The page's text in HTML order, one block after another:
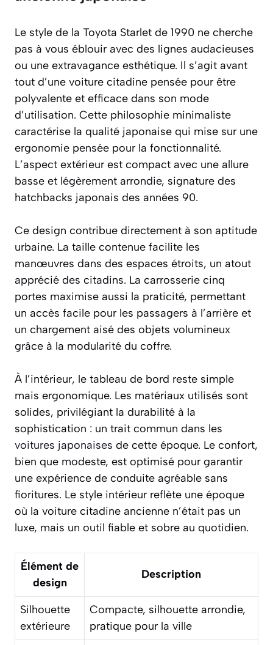
Le style de la Toyota Starlet de 1990 ne cherche
pas à vous éblouir avec des lignes audacieuses
ou une extravagance esthétique. Il s’agit avant
tout d’une voiture citadine pensée pour être
polyvalente et efficace dans son mode
d’utilisation. Cette philosophie minimaliste
caractérise la qualité japonaise qui mise sur une
ergonomie pensée pour la fonctionnalité.
L’aspect extérieur est compact avec une allure
basse et légèrement arrondie, signature des
hatchbacks japonais des années 90.
Ce design contribue directement à son aptitude
urbaine. La taille contenue facilite les
manœuvres dans des espaces étroits, un atout
apprécié des citadins. La carrosserie cinq
portes maximise aussi la praticité, permettant
un accès facile pour les passagers à l’arrière et
un chargement aisé des objets volumineux
grâce à la modularité du coffre.
À l’intérieur, le tableau de bord reste simple
mais ergonomique. Les matériaux utilisés sont
solides, privilégiant la durabilité à la
sophistication : un trait commun dans les
voitures japonaises de cette époque. Le confort,
bien que modeste, est optimisé pour garantir
une expérience de conduite agréable sans
fioritures. Le style intérieur reflète une époque
où la voiture citadine ancienne n’était pas un
luxe, mais un outil fiable et sobre au quotidien.
Élément de
design
Description
Silhouette
extérieure
Compacte, silhouette arrondie,
pratique pour la ville